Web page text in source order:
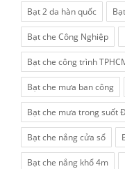
Bạt 2 da hàn quốc
Bạt che Công Nghiệp
Bạt che công trình
Bạt che mưa ban công
Bạt che mưa trong suốt
Bạt che nắng cửa sổ
Bạt che nắng khổ 4m